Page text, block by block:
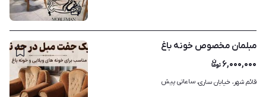
۸
مبلمان مخصوص خونه باغ
۶,۰۰۰,۰۰۰
قائم شهر، خیابان ساری، ساعاتی پیش